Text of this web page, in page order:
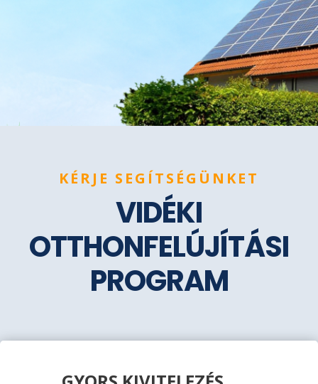
KÉRJE SEGÍTSÉGÜNKET
VIDÉKI
OTTHONFELÚJÍTÁSI
PROGRAM